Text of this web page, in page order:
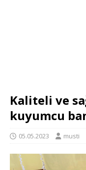
Kaliteli ve
kuyumcu
05.05.2023 musti